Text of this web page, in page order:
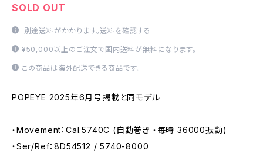
SOLD OUT
別途送料がかかります。送料を確認する
¥50,000以上のご注文で国内送料が無料になります。
この商品は海外配送できる商品です。
POPEYE 2025年6月号掲載と同モデル
・Movement：Cal.5740C (自動巻き ・毎時 36000振動)
・Ser/Ref：8D54512 / 5740-8000